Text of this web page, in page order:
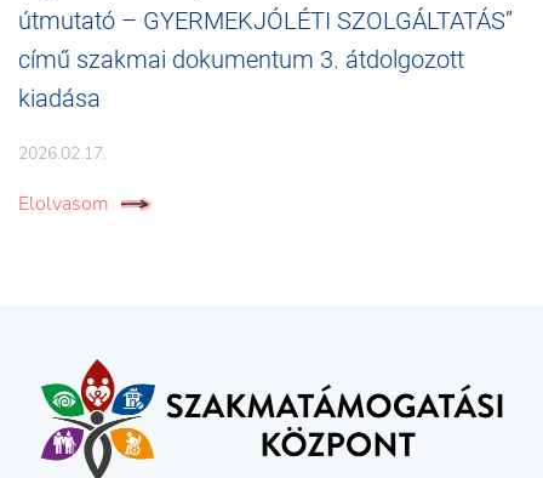
útmutató – GYERMEKJÓLÉTI SZOLGÁLTATÁS”
című szakmai dokumentum 3. átdolgozott
kiadása
2026.02.17.
Elolvasom